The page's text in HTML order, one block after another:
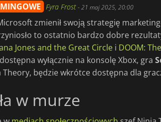
Fyra Frost-21 maj 2025, 20:00
zmienił swoją strategię
to ostatnio bardzo dobre
Jones and the Great Circle i DOOM:
wyłącznie na konsolę Xbox, gra
będzie wkrótce dostępna dla
w murze